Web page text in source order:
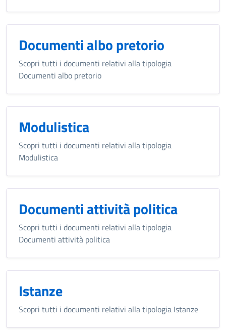
Documenti albo pretorio
Scopri tutti i documenti relativi alla tipologia
Documenti albo pretorio
Modulistica
Scopri tutti i documenti relativi alla tipologia
Modulistica
Documenti attività politica
Scopri tutti i documenti relativi alla tipologia
Documenti attività politica
Istanze
Scopri tutti i documenti relativi alla tipologia Istanze